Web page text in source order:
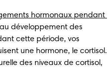
hormonaux pendant
développement des
cette période, vos
une hormone, le cortisol.
des niveaux de cortisol,